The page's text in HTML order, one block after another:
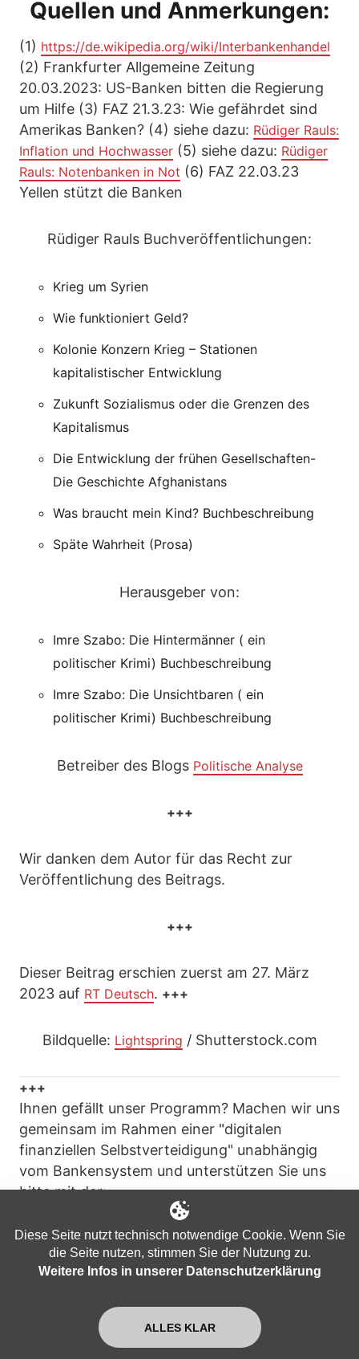
Quellen und Anmerkungen:
(1) https://de.wikipedia.org/wiki/Interbankenhandel
(2) Frankfurter Allgemeine Zeitung
20.03.2023: US-Banken bitten die Regierung
um Hilfe (3) FAZ 21.3.23: Wie gefährdet sind
Amerikas Banken? (4) siehe dazu: Rüdiger Rauls:
Inflation und Hochwasser (5) siehe dazu: Rüdiger
Rauls: Notenbanken in Not (6) FAZ 22.03.23
Yellen stützt die Banken
Rüdiger Rauls Buchveröffentlichungen:
Krieg um Syrien
Wie funktioniert Geld?
Kolonie Konzern Krieg – Stationen
kapitalistischer Entwicklung
Zukunft Sozialismus oder die Grenzen des
Kapitalismus
Die Entwicklung der frühen Gesellschaften-
Die Geschichte Afghanistans
Was braucht mein Kind? Buchbeschreibung
Späte Wahrheit (Prosa)
Herausgeber von:
Imre Szabo: Die Hintermänner ( ein
politischer Krimi) Buchbeschreibung
Imre Szabo: Die Unsichtbaren ( ein
politischer Krimi) Buchbeschreibung
Betreiber des Blogs Politische Analyse
+++
Wir danken dem Autor für das Recht zur
Veröffentlichung des Beitrags.
+++
Dieser Beitrag erschien zuerst am 27. März
2023 auf RT Deutsch. +++
Bildquelle: Lightspring / Shutterstock.com
+++
Ihnen gefällt unser Programm? Machen wir uns
gemeinsam im Rahmen einer "digitalen
finanziellen Selbstverteidigung" unabhängig
vom Bankensystem und unterstützen Sie uns
bitte mit der:
Spenden-Kryptowährung „Nackte Mark“:
https://apolut.net/unterstuetzen/#nacktemark
https://apolut.net/unterstuetzen#bitcoin
Diese Seite nutzt technisch notwendige Cookie. Wenn Sie
die Seite nutzen, stimmen Sie der Nutzung zu.
Weitere Infos in unserer Datenschutzerklärung
ALLES KLAR